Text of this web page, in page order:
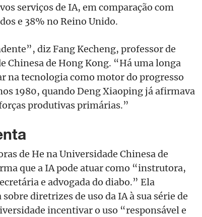
serviços de IA, em comparação com
e 38% no Reino Unido.
diz Fang Kecheng, professor de
Chinesa de Hong Kong. “Há uma longa
na tecnologia como motor do progresso
1980, quando Deng Xiaoping já afirmava
produtivas primárias.”
de He na Universidade Chinesa de
que a IA pode atuar como “instrutora,
e advogada do diabo.” Ela
diretrizes de uso da IA à sua série de
incentivar o uso “responsável e